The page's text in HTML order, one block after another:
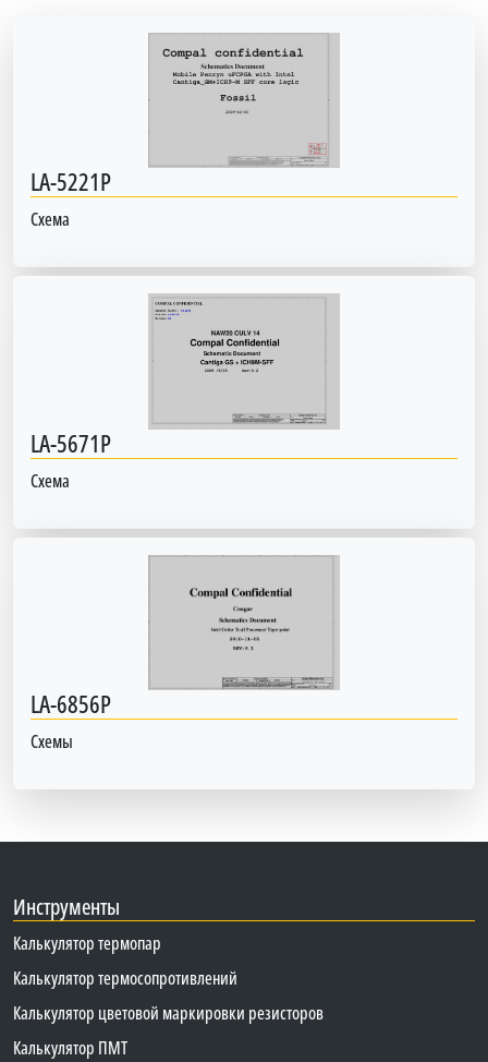
LA-5221P
Схема
LA-5671P
Схема
LA-6856P
Схемы
Инструменты
Калькулятор термопар
Калькулятор термосопротивлений
Калькулятор цветовой маркировки резисторов
Калькулятор ПМТ